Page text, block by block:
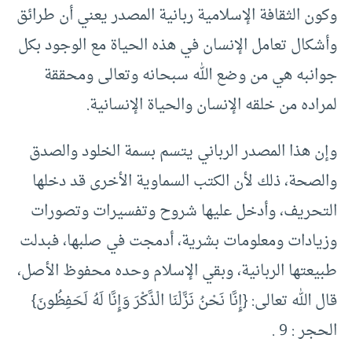
وكون الثقافة الإسلامية ربانية المصدر يعني أن طرائق
وأشكال تعامل الإنسان في هذه الحياة مع الوجود بكل
جوانبه هي من وضع الله سبحانه وتعالى ومحققة
لمراده من خلقه الإنسان والحياة الإنسانية.
وإن هذا المصدر الرباني يتسم بسمة الخلود والصدق
والصحة، ذلك لأن الكتب السماوية الأخرى قد دخلها
التحريف، وأدخل عليها شروح وتفسيرات وتصورات
وزيادات ومعلومات بشرية، أدمجت في صلبها، فبدلت
طبيعتها الربانية، وبقي الإسلام وحده محفوظ الأصل،
قال الله تعالى: {إِنَّا نَحْنُ نَزَّلْنَا الْذَّكْرَ وَإِنَّا لَهُ لَحَفِظُونَ}
الحجر : 9 .